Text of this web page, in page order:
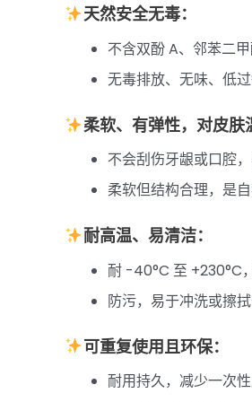
天然安全无毒：
不含双酚 A、邻苯二
无毒排放、无味、低
柔软、有弹性，对皮肤
不会刮伤牙龈或口腔
柔软但结构合理，是
耐高温、易清洁：
耐 -40°C 至 +230°C
防污，易于冲洗或擦
可重复使用且环保：
耐用持久，减少一次